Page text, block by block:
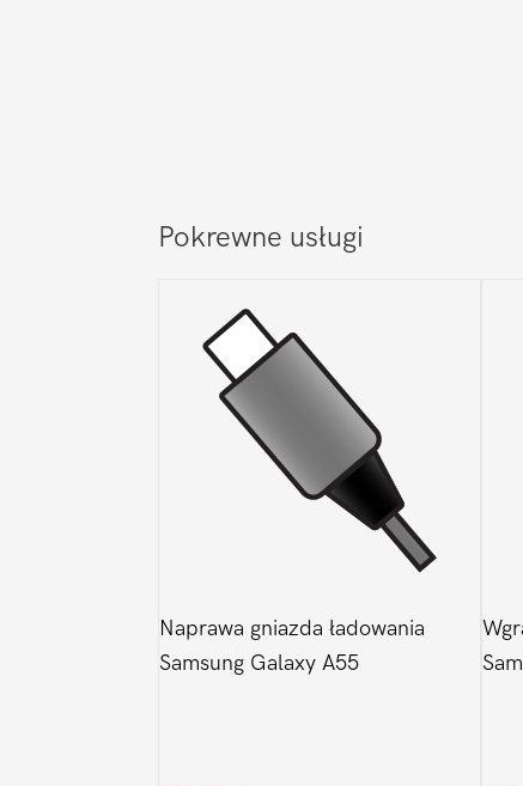
Pokrewne usługi
Naprawa gniazda ładowania
Samsung Galaxy A55